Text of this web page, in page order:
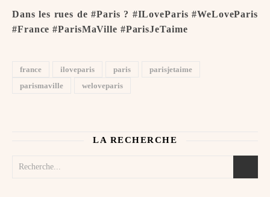
Dans les rues de #Paris ? #ILoveParis #WeLoveParis
#France #ParisMaVille #ParisJeTaime ️
france iloveparis paris
parisjetaime
parismaville
weloveparis
LA RECHERCHE